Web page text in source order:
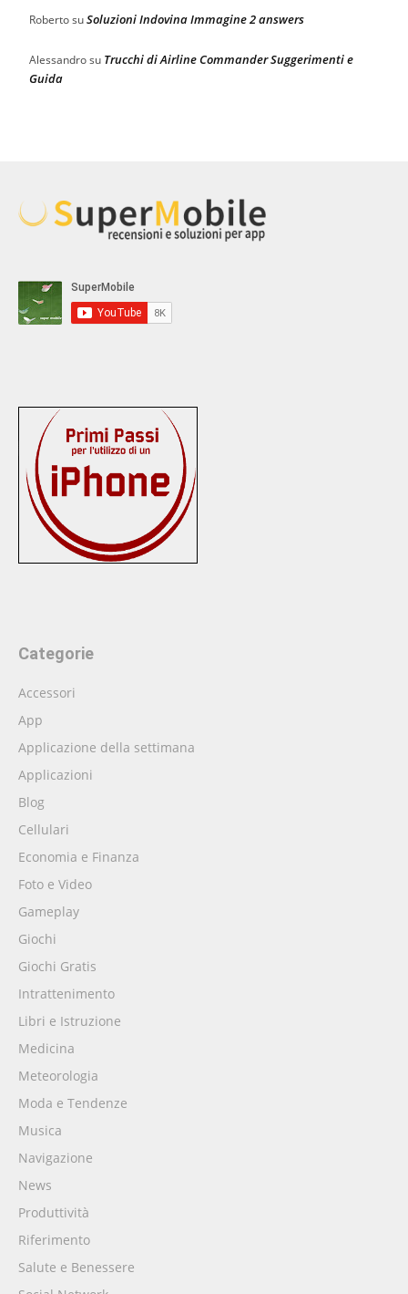
RobertosuSoluzioni Indovina Immagine 2 answers
Alessandrosu Trucchi di Airline Commander Suggerimenti e
Guida
Categorie
Accessori
App
Applicazione della settimana
Applicazioni
Blog
Cellulari
Economia e Finanza
Foto e Video
Gameplay
Giochi
Giochi Gratis
Intrattenimento
Libri e Istruzione
Medicina
Meteorologia
Moda e Tendenze
Musica
Navigazione
News
Produttività
Riferimento
Salute e Benessere